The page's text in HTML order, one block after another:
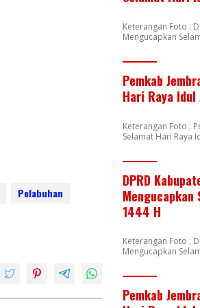
Pelabuhan
Keterangan Foto :
Mengucapkan
Pemkab
Hari Raya
Keterangan Foto :
Selamat Hari Raya
DPRD
Mengucapkan
1444 H
Keterangan Foto :
Mengucapkan
Pemkab